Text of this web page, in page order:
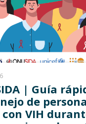
| Guía
de
VIH